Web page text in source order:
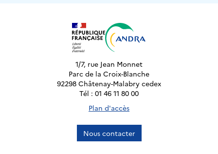
1/7, rue Jean Monnet
Parc de la Croix-Blanche
92298 Châtenay-Malabry cedex
Tél : 01 46 11 80 00
Plan d'accès
Nous contacter